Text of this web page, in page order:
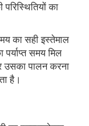
का
का सही इस्तेमाल
पर्याप्त समय मिल
उसका पालन करना
है।